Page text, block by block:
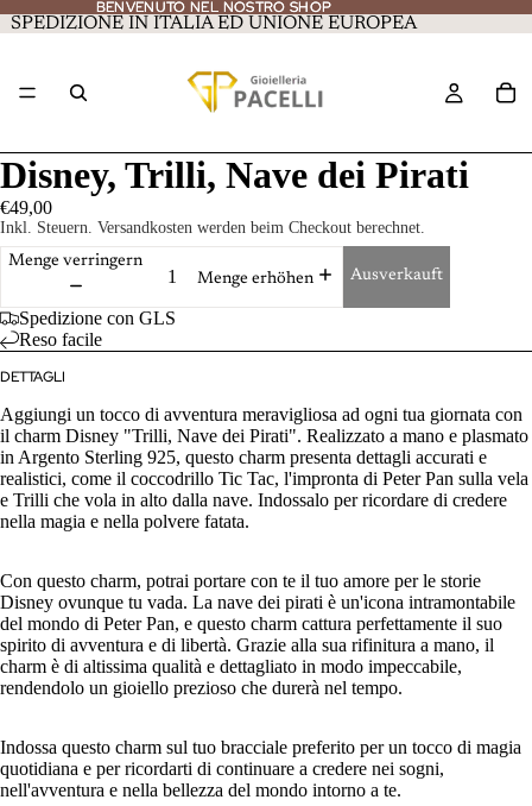
BENVENUTO NEL NOSTRO SHOP
BENVENUTO NEL NOSTRO SHOP
SPEDIZIONE IN ITALIA ED UNIONE EUROPEA
Disney, Trilli, Nave dei Pirati
€49,00
Inkl. Steuern. Versandkosten werden beim Checkout berechnet.
Menge verringern
Menge erhöhen
Ausverkauft
Spedizione con GLS
Reso facile
DETTAGLI
Aggiungi un tocco di avventura meravigliosa ad ogni tua giornata con
il charm Disney "Trilli, Nave dei Pirati". Realizzato a mano e plasmato
in Argento Sterling 925, questo charm presenta dettagli accurati e
realistici, come il coccodrillo Tic Tac, l'impronta di Peter Pan sulla vela
e Trilli che vola in alto dalla nave. Indossalo per ricordare di credere
nella magia e nella polvere fatata.
Con questo charm, potrai portare con te il tuo amore per le storie
Disney ovunque tu vada. La nave dei pirati è un'icona intramontabile
del mondo di Peter Pan, e questo charm cattura perfettamente il suo
spirito di avventura e di libertà. Grazie alla sua rifinitura a mano, il
charm è di altissima qualità e dettagliato in modo impeccabile,
rendendolo un gioiello prezioso che durerà nel tempo.
Indossa questo charm sul tuo bracciale preferito per un tocco di magia
quotidiana e per ricordarti di continuare a credere nei sogni,
nell'avventura e nella bellezza del mondo intorno a te.